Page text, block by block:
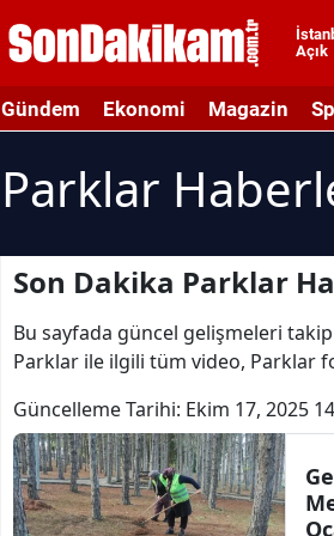
Açık
Gündem Ekonomi Magazin
Parklar
Son Dakika Parklar
Bu sayfada güncel gelişmeleri
Parklar ile ilgili tüm video, Parklar
Güncelleme Tarihi: Ekim 17, 2025